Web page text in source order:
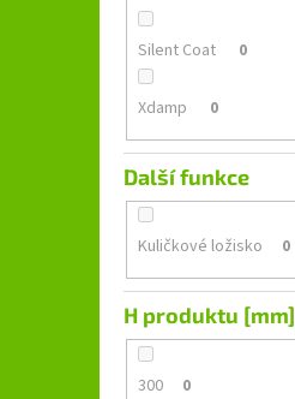
Silent Coat 0
Xdamp 0
Další funkce
Kuličkové ložisko 0
H produktu [mm]
300 0